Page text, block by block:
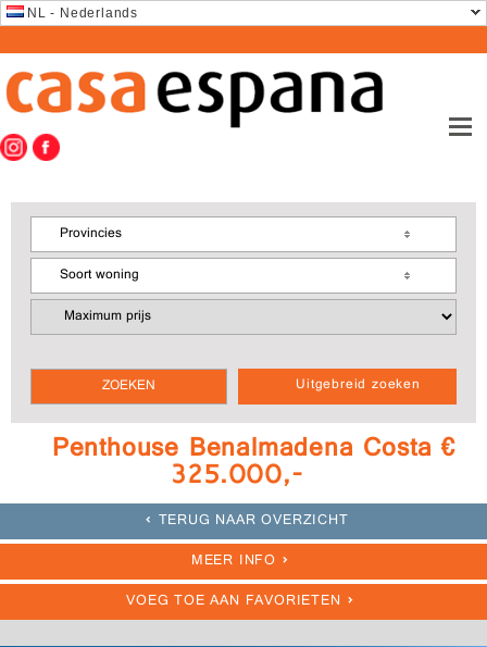
NL - Nederlands
Uitgebreid zoeken
Provincies
Soort woning
Penthouse Benalmadena Costa €
325.000,-
TERUG NAAR OVERZICHT
MEER INFO
VOEG TOE AAN FAVORIETEN